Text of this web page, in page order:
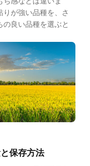
が強い品種を、さ
の良い品種を選ぶと
保存方法